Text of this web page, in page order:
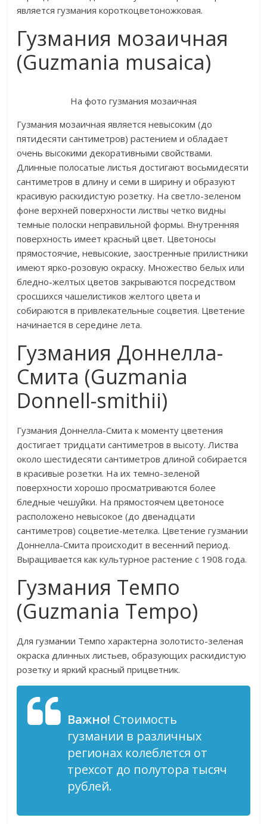
является гузмания короткоцветоножковая.
Гузмания мозаичная
(Guzmania musaica)
На фото гузмания мозаичная
Гузмания мозаичная является невысоким (до
пятидесяти сантиметров) растением и обладает
очень высокими декоративными свойствами.
Длинные полосатые листья достигают восьмидесяти
сантиметров в длину и семи в ширину и образуют
красивую раскидистую розетку. На светло-зеленом
фоне верхней поверхности листвы четко видны
темные полоски неправильной формы. Внутренняя
поверхность имеет красный цвет. Цветоносы
прямостоячие, невысокие, заостренные прилистники
имеют ярко-розовую окраску. Множество белых или
бледно-желтых цветов закрываются посредством
сросшихся чашелистиков желтого цвета и
собираются в привлекательные соцветия. Цветение
начинается в середине лета.
Гузмания Доннелла-
Смита (Guzmania
Donnell-smithii)
Гузмания Доннелла-Смита к моменту цветения
достигает тридцати сантиметров в высоту. Листва
около шестидесяти сантиметров длиной собирается
в красивые розетки. На их темно-зеленой
поверхности хорошо просматриваются более
бледные чешуйки. На прямостоячем цветоносе
расположено невысокое (до двенадцати
сантиметров) соцветие-метелка. Цветение гузмании
Доннелла-Смита происходит в весенний период.
Выращивается как культурное растение с 1908 года.
Гузмания Темпо
(Guzmania Tempo)
Для гузмании Темпо характерна золотисто-зеленая
окраска длинных листьев, образующих раскидистую
розетку и яркий красный прицветник.
Важно! Стоимость
гузмании в различных
регионах колеблется от
трехсот до полутора тысяч
рублей.